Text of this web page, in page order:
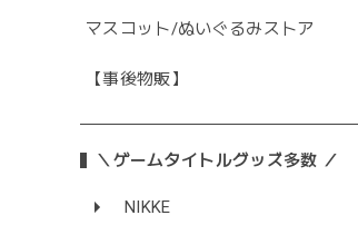
マスコット/ぬいぐるみストア
【事後物販】
＼ゲームタイトルグッズ多数 ／
NIKKE